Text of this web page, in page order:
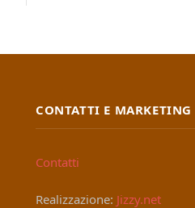
CONTATTI E MARKETING
Contatti
Realizzazione: Jizzy.net